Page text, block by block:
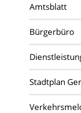
Amtsblatt
Bürgerbüro
Stadtplan